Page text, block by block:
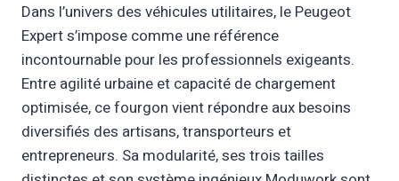
Dans l’univers des véhicules utilitaires, le Peugeot
Expert s’impose comme une référence
incontournable pour les professionnels exigeants.
Entre agilité urbaine et capacité de chargement
optimisée, ce fourgon vient répondre aux besoins
diversifiés des artisans, transporteurs et
entrepreneurs. Sa modularité, ses trois tailles